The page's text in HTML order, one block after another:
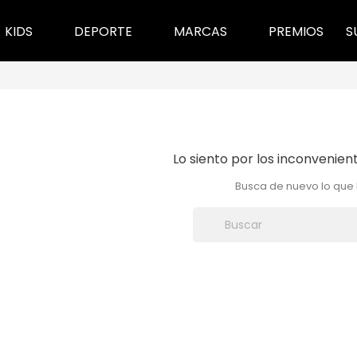
KIDS DEPORTE MARCAS PREMIOS
Lo siento por los
Busca de nuevo lo